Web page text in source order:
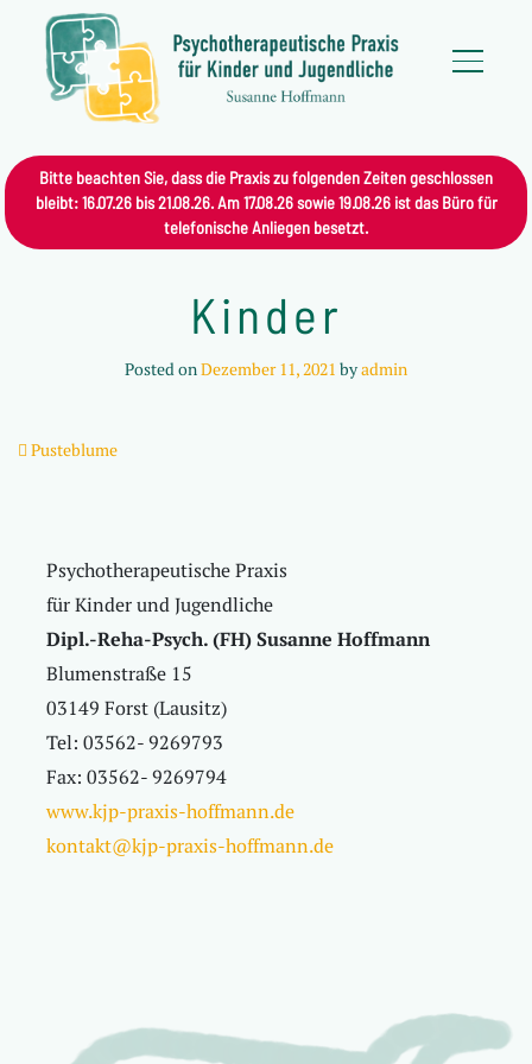
Bitte beachten Sie, dass die Praxis zu folgenden Zeiten geschlossen
bleibt: 16.07.26 bis 21.08.26. Am 17.08.26 sowie 19.08.26 ist das Büro für
telefonische Anliegen besetzt.
Kinder
Posted onDezember 11, 2021 byadmin
Beitrags-Navigation
Pusteblume
Psychotherapeutische Praxis
für Kinder und Jugendliche
Dipl.-Reha-Psych. (FH) Susanne Hoffmann
Blumenstraße 15
03149 Forst (Lausitz)
Tel: 03562- 9269793
Fax: 03562- 9269794
www.kjp-praxis-hoffmann.de
kontakt@kjp-praxis-hoffmann.de